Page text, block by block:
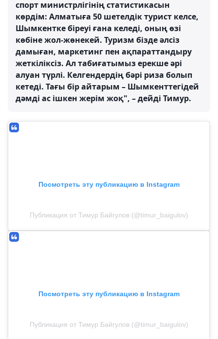
спорт министрлігінің статистикасын
көрдім: Алматыға 50 шетелдік турист келсе,
Шымкентке біреуі ғана келеді, оның өзі
көбіне жол-жөнекей. Туризм бізде әлсіз
дамыған, маркетинг пен ақпараттандыру
жеткіліксіз. Ал табиғатымыз ерекше әрі
алуан түрлі. Келгендердің бәрі риза болып
кетеді. Тағы бір айтарым – Шымкенттегідей
дәмді ас ішкен жерім жоқ", – дейді Тимур.
Посмотреть эту публикацию в Instagram
Публикация от Тимур Байгулов (@timur_baigulov)
Посмотреть эту публикацию в Instagram
Публикация от Тимур Байгулов (@timur_baigulov)